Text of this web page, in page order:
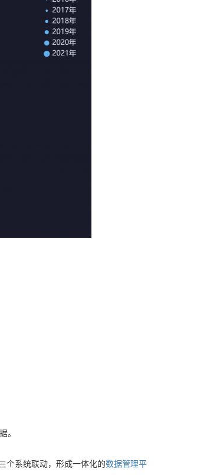
。
个系统联动，形成一体化的数据管理平